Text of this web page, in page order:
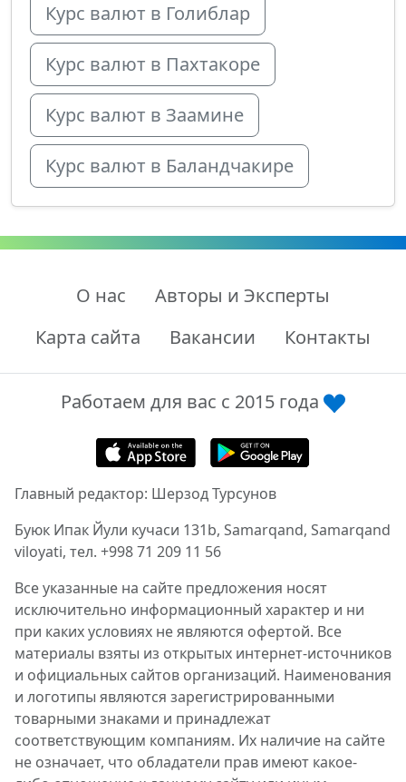
Курс валют в Голиблар
Курс валют в Пахтакоре
Курс валют в Заамине
Курс валют в Баландчакире
О нас
Авторы и Эксперты
Карта сайта
Вакансии Контакты
Работаем для вас с 2015 года
Главный редактор: Шерзод Турсунов
Буюк Ипак Йули кучаси 131b, Samarqand, Samarqand
viloyati, тел. +998 71 209 11 56
Все указанные на сайте предложения носят
исключительно информационный характер и ни
при каких условиях не являются офертой. Все
материалы взяты из открытых интернет-источников
и официальных сайтов организаций. Наименования
и логотипы являются зарегистрированными
товарными знаками и принадлежат
соответствующим компаниям. Их наличие на сайте
не означает, что обладатели прав имеют какое-